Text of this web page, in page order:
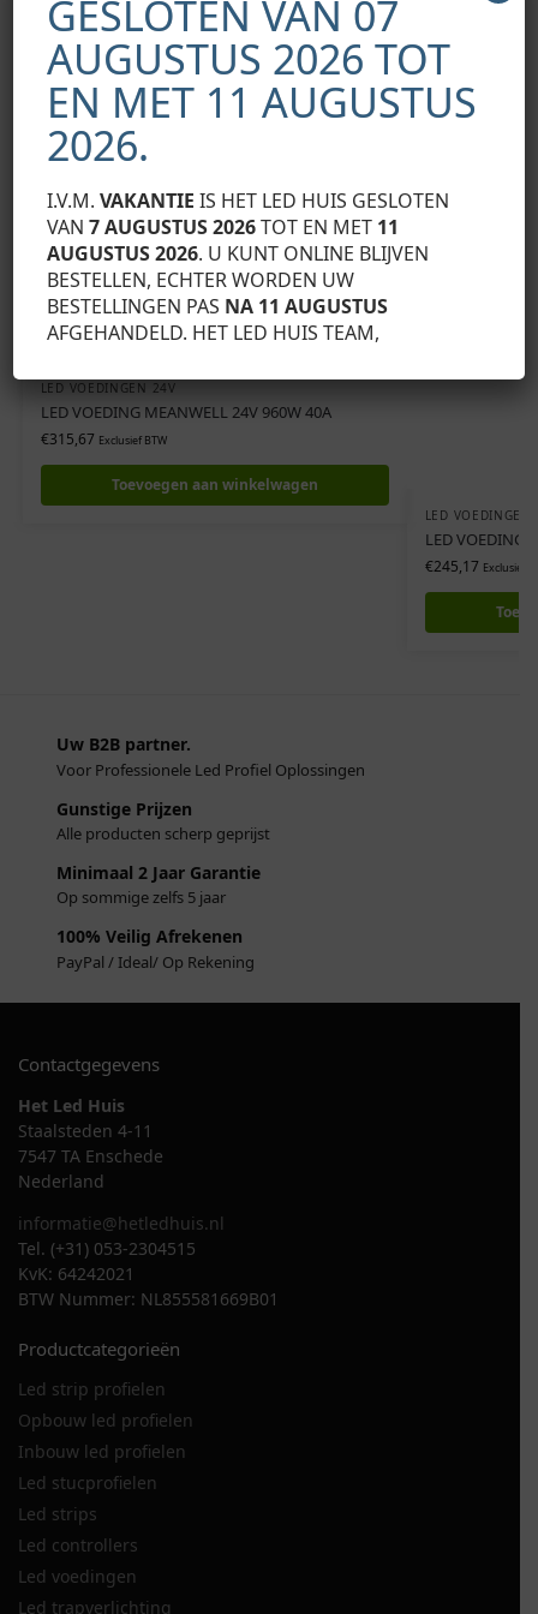
Gerelateerde producten
LED VOEDINGEN 24V
LED VOEDING MEANWELL 24V 960W 40A
€315,67 Exclusief BTW
Toevoegen aan winkelwagen
LED VOEDINGEN
LED VOEDING
€245,17 Exclusief
Uw B2B partner.
Voor Professionele Led Profiel Oplossingen
Gunstige Prijzen
Alle producten scherp geprijst
Minimaal 2 Jaar Garantie
Op sommige zelfs 5 jaar
100% Veilig Afrekenen
PayPal / Ideal/ Op Rekening
Contactgegevens
Het Led Huis
Staalsteden 4-11
7547 TA Enschede
Nederland
informatie@hetledhuis.nl
Tel. (+31) 053-2304515
KvK: 64242021
BTW Nummer: NL855581669B01
Productcategorieën
Led strip profielen
Opbouw led profielen
Inbouw led profielen
Led stucprofielen
Led strips
Led controllers
Led voedingen
Led trapverlichting
GESLOTEN VAN 07
AUGUSTUS 2026 TOT
EN MET 11 AUGUSTUS
2026.
I.V.M.VAKANTIE IS HET LED HUIS GESLOTEN
VAN7 AUGUSTUS 2026TOT EN MET 11
AUGUSTUS 2026. U KUNT ONLINE BLIJVEN
BESTELLEN, ECHTER WORDEN UW
BESTELLINGEN PAS NA 11 AUGUSTUS
AFGEHANDELD. HET LED HUIS TEAM,